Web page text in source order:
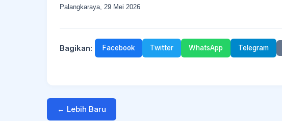
Palangkaraya, 29 Mei 2026
Bagikan: Facebook Twitter WhatsApp Telegram
← Lebih Baru